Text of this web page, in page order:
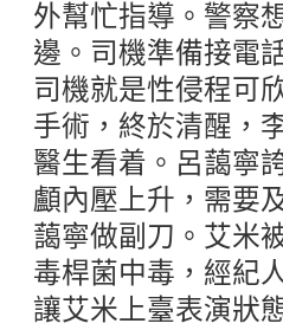
外幫忙指導。警察
邊。司機準備接電
司機就是性侵程可
手術，終於清醒，
醫生看着。呂藹寧
顱內壓上升，需要
藹寧做副刀。艾米
毒桿菌中毒，經紀
讓艾米上臺表演狀